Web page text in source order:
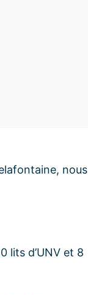
nous
lits d’UNV et 8